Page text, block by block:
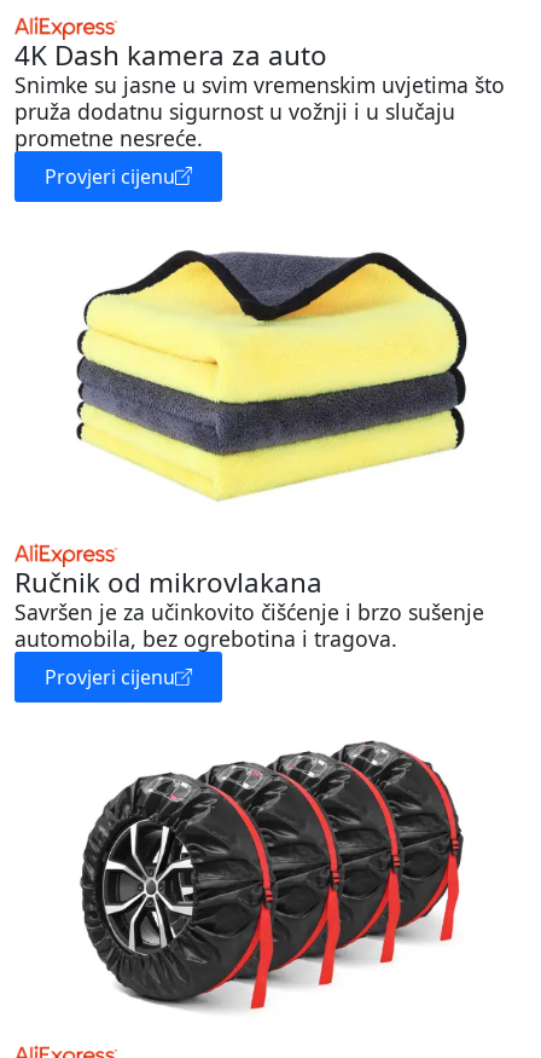
4K Dash kamera za auto
Snimke su jasne u svim vremenskim uvjetima što
pruža dodatnu sigurnost u vožnji i u slučaju
prometne nesreće.
Provjeri cijenu
Ručnik od mikrovlakana
Savršen je za učinkovito čišćenje i brzo sušenje
automobila, bez ogrebotina i tragova.
Provjeri cijenu